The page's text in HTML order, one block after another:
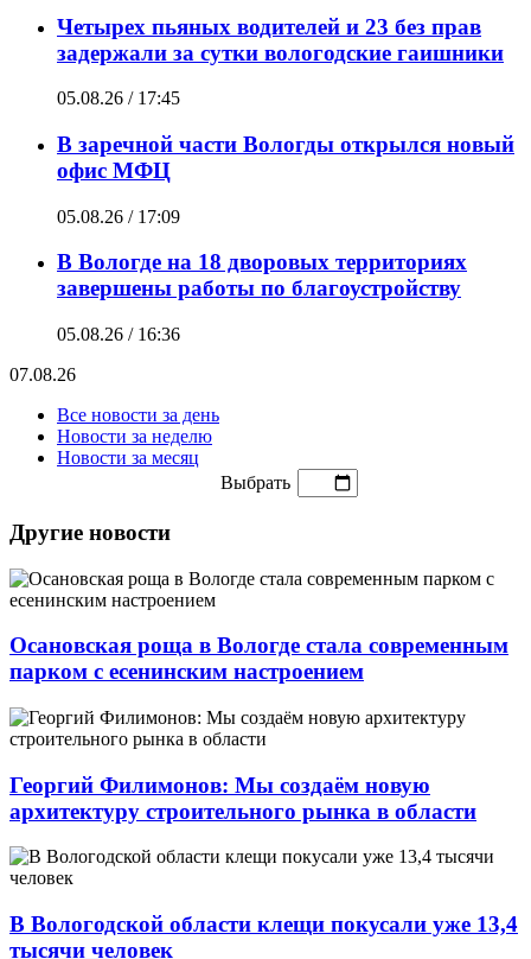
Четырех пьяных водителей и 23 без прав
задержали за сутки вологодские гаишники
05.08.26 / 17:45
В заречной части Вологды открылся новый
офис МФЦ
05.08.26 / 17:09
В Вологде на 18 дворовых территориях
завершены работы по благоустройству
05.08.26 / 16:36
07.08.26
Все новости за день
Новости за неделю
Новости за месяц
Выбрать
Другие новости
Осановская роща в Вологде стала современным
парком с есенинским настроением
Георгий Филимонов: Мы создаём новую
архитектуру строительного рынка в области
В Вологодской области клещи покусали уже 13,4
тысячи человек